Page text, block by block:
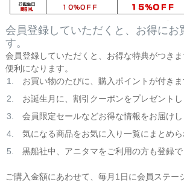
会員登録していただくと、お得にお
す。
会員登録していただくと、お得な特典がつき
便利になります。
お買い物のたびに、購入ポイントが付きま
お誕生月に、割引クーポンをプレゼント
会員限定セールなどお得な情報をお届けし
気になる商品をお気に入り一覧にまとめら
黒船社中、アニタマをご利用の方も登録で
ご購入金額にあわせて、毎月1日に会員ステー